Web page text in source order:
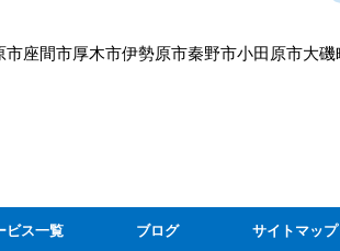
市座間市厚木市伊勢原市秦野市小田原市大磯
ビス一覧 ブログ サイトマップ